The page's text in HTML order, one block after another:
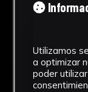
Utilizamos
a optimizar
poder